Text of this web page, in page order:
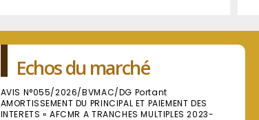
Echos du marché
AVIS N°055/2026/BVMAC/DG Portant
AMORTISSEMENT DU PRINCIPAL ET PAIEMENT DES
INTERETS « AFCMR A TRANCHES MULTIPLES 2023-